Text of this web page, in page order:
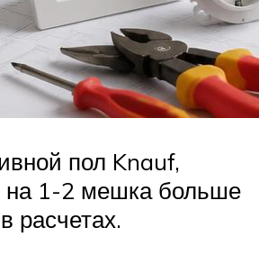
пол Knauf,
на 1-2 мешка больше
расчетах.